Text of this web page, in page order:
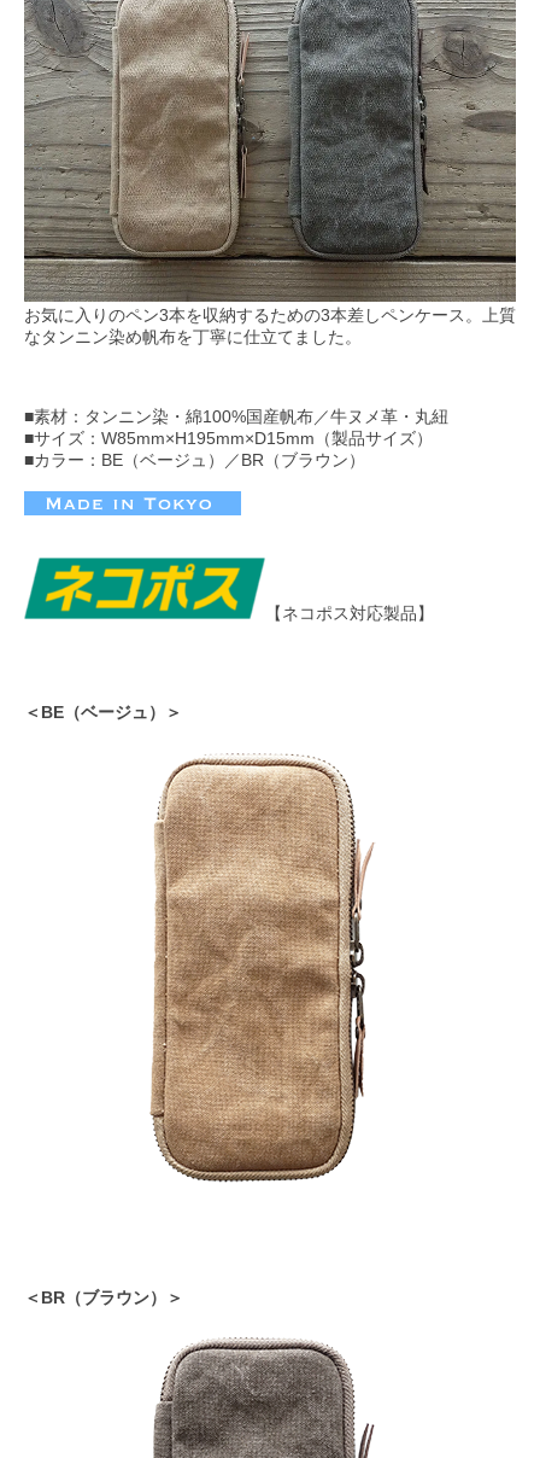
お気に入りのペン3本を収納するための3本差しペンケース。上質
なタンニン染め帆布を丁寧に仕立てました。
■素材：タンニン染・綿100%国産帆布／牛ヌメ革・丸紐
■サイズ：W85mm×H195mm×D15mm（製品サイズ）
■カラー：BE（ベージュ）／BR（ブラウン）
【ネコポス対応製品】
＜BE（ベージュ）＞
＜BR（ブラウン）＞